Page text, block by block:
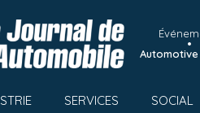
•
SERVICES SOCIAL